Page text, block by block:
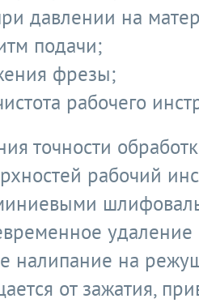
давлении на
подачи;
фрезы;
рабочего
точности
рабочий
удаление
налипание на
от зажатия,